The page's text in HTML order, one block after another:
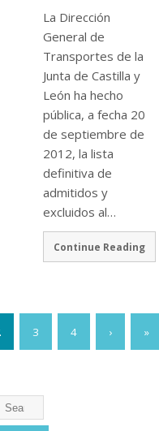
La Dirección
General de
Transportes de la
Junta de Castilla y
León ha hecho
pública, a fecha 20
de septiembre de
2012, la lista
definitiva de
admitidos y
excluidos al…
Continue Reading
3 4 › »